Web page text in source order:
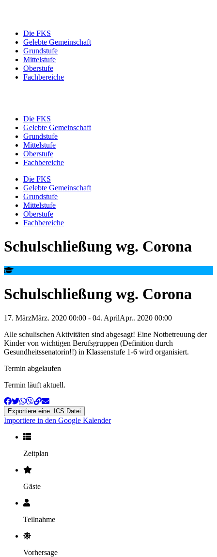
Die FKS
Gelebte Gemeinschaft
Grundstufe
Mittelstufe
Oberstufe
Fachbereiche
Die FKS
Gelebte Gemeinschaft
Grundstufe
Mittelstufe
Oberstufe
Fachbereiche
Die FKS
Gelebte Gemeinschaft
Grundstufe
Mittelstufe
Oberstufe
Fachbereiche
Schulschließung wg. Corona
Schulschließung wg. Corona
17. MärzMärz. 2020 00:00 - 04. AprilApr.. 2020 00:00
Alle schulischen Aktivitäten sind abgesagt! Eine Notbetreuung der
Kinder von wichtigen Berufsgruppen (Definition durch
Gesundheitssenatorin!!) in Klassenstufe 1-6 wird organisiert.
Termin abgelaufen
Termin läuft aktuell.
Exportiere eine .ICS Datei
Importiere in den Google Kalender
Zeitplan
Gäste
Teilnahme
Vorhersage